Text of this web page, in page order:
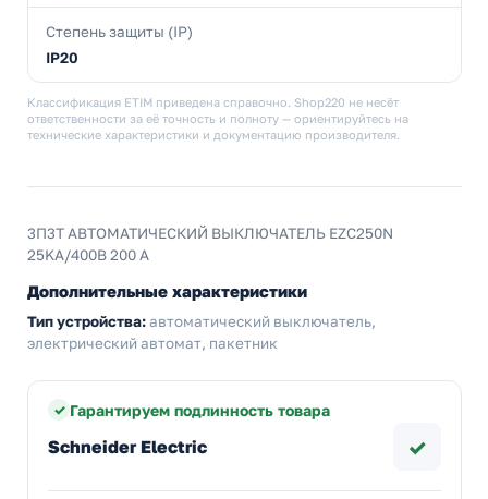
Степень защиты (IP)
IP20
Классификация ETIM приведена справочно. Shop220 не несёт
ответственности за её точность и полноту — ориентируйтесь на
технические характеристики и документацию производителя.
3П3Т АВТОМАТИЧЕСКИЙ ВЫКЛЮЧАТЕЛЬ EZC250N
25KA/400В 200 A
Дополнительные характеристики
Тип устройства:автоматический выключатель,
электрический автомат, пакетник
Гарантируем подлинность товара
Schneider Electric ✓